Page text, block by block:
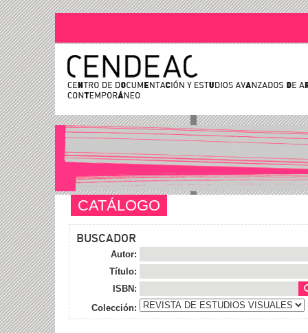
CATÁLOGO
BUSCADOR
Autor:
Título:
ISBN:
Colección: